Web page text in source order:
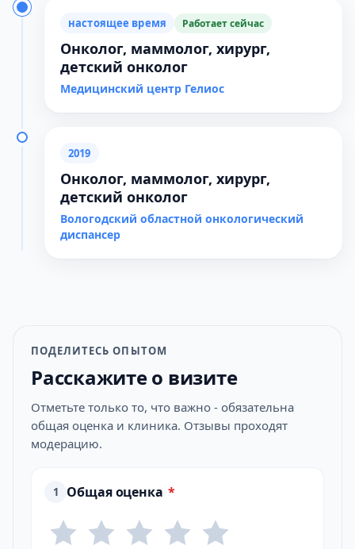
настоящее время Работает сейчас
Онколог, маммолог, хирург,
детский онколог
Медицинский центр Гелиос
2019
Онколог, маммолог, хирург,
детский онколог
Вологодский областной онкологический
диспансер
ПОДЕЛИТЕСЬ ОПЫТОМ
Расскажите о визите
Отметьте только то, что важно - обязательна
общая оценка и клиника. Отзывы проходят
модерацию.
1 Общая оценка *